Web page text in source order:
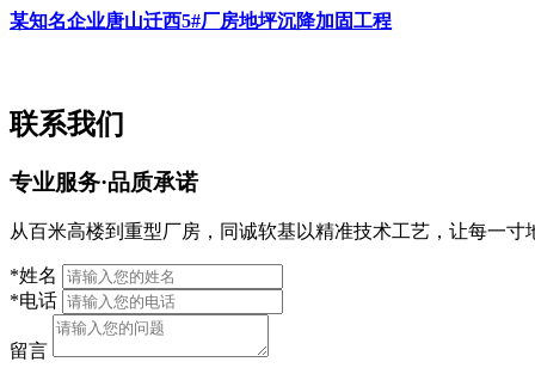
某知名企业唐山迁西5#厂房地坪沉降加固工程
联系我们
专业服务·品质承诺
从百米高楼到重型厂房，同诚软基以精准技术工艺，让每一寸
*姓名
*电话
留言